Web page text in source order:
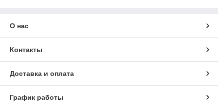
О нас
Контакты
Доставка и оплата
График работы